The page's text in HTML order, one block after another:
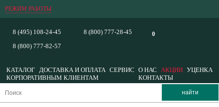
РЕЖИМ РАБОТЫ
0
8 (495) 108-24-45
8 (800) 777-82-57
8 (800) 777-28-45
КАТАЛОГ ДОСТАВКА И ОПЛАТА СЕРВИС О НАС АКЦИИ УЦЕНКА
КОРПОРАТИВНЫМ КЛИЕНТАМ
КОНТАКТЫ